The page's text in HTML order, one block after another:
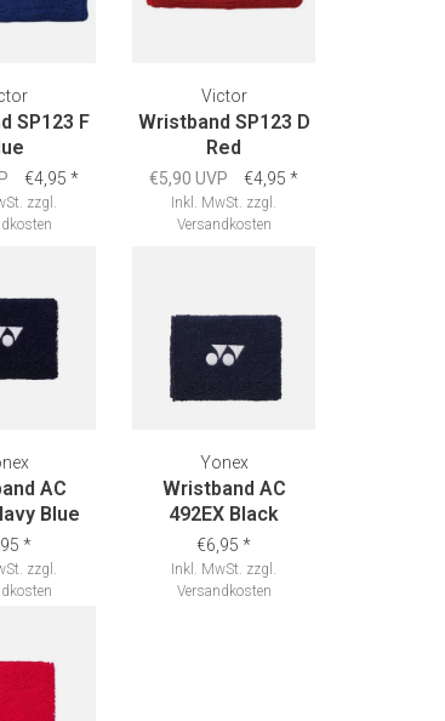
SP123 F
€4,95 *
zzgl.
Victor
Wristband SP123 D
Red
€5,90 UVP €4,95 *
Inkl. MwSt. zzgl.
Versandkosten
AC
Blue
*
zzgl.
Yonex
Wristband AC
492EX Black
€6,95 *
Inkl. MwSt. zzgl.
Versandkosten